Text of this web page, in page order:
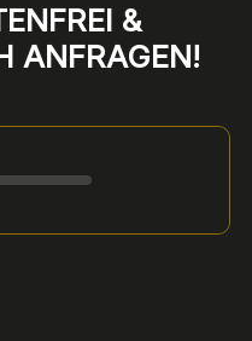
&
ANFRAGEN!